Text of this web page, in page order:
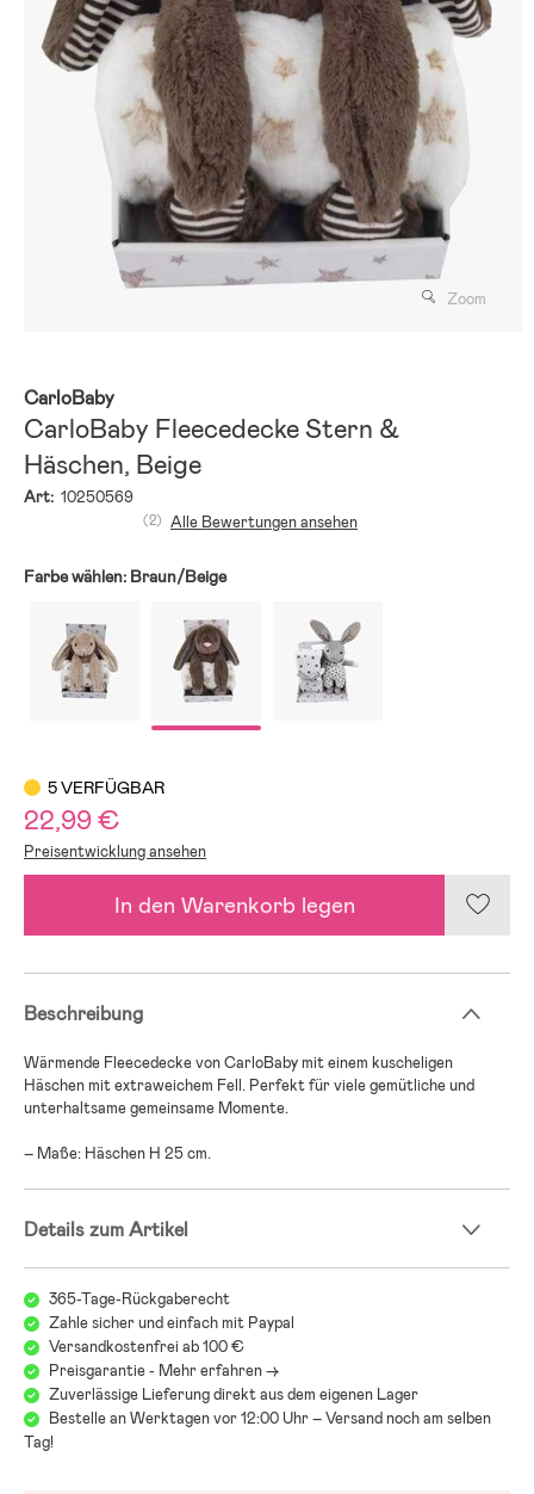
Zoom
CarloBaby
CarloBaby Fleecedecke Stern &
Häschen, Beige
Art: 10250569
(2) Alle Bewertungen ansehen
Farbe wählen: Braun/Beige
5 VERFÜGBAR
22,99 €
Preisentwicklung ansehen
In den Warenkorb legen
Beschreibung
Wärmende Fleecedecke von CarloBaby mit einem kuscheligen
Häschen mit extraweichem Fell. Perfekt für viele gemütliche und
unterhaltsame gemeinsame Momente.
– Maße: Häschen H 25 cm.
Details zum Artikel
365-Tage-Rückgaberecht
Zahle sicher und einfach mit Paypal
Versandkostenfrei ab 100 €
Preisgarantie - Mehr erfahren ->
Zuverlässige Lieferung direkt aus dem eigenen Lager
Bestelle an Werktagen vor 12:00 Uhr – Versand noch am selben
Tag!